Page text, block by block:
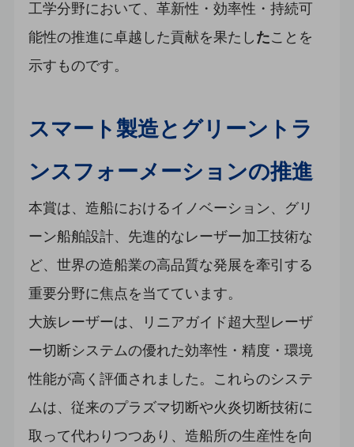
工学分野において、革新性・効率性・持続可
能性の推進に卓越した貢献を果たし たことを
示すものです。
スマート製造とグリーントラ
ンスフォーメーションの推進
本賞は、造船におけるイノベーション、グリ
ーン船舶設計、先進的なレーザー加工技術な
ど、世界の造船業の高品質な発展を牽引する
重要分野に焦点を当てています。
大族レーザーは、リニアガイド超大型レーザ
ー切断システムの優れた効率性・精度・環境
性能が高く評価されました。これらのシステ
ムは、従来のプラズマ切断や火炎切断技術に
取って代わりつつあり、造船所の生産性を向